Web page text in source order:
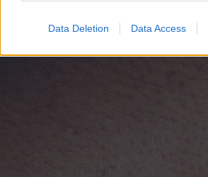
Data Deletion Data Access